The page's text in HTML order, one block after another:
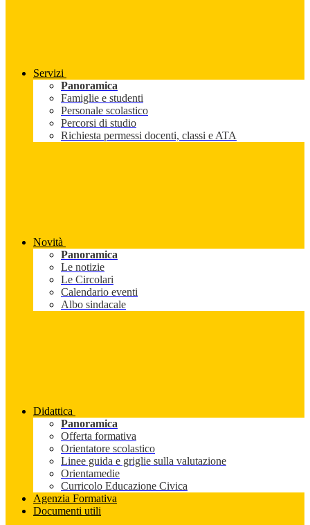
Servizi
Panoramica
Famiglie e studenti
Personale scolastico
Percorsi di studio
Richiesta permessi docenti, classi e ATA
Novità
Panoramica
Le notizie
Le Circolari
Calendario eventi
Albo sindacale
Didattica
Panoramica
Offerta formativa
Orientatore scolastico
Linee guida e griglie sulla valutazione
Orientamedie
Curricolo Educazione Civica
Agenzia Formativa
Documenti utili